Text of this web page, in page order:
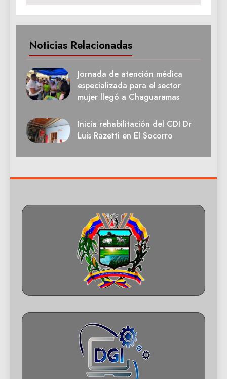
Noticias Relacionadas
Jornada de atención médica
especializada para el sector
mujer llegó a Chaguaramas
Inicia rehabilitación del CDI Dr
Luis Razetti en El Socorro